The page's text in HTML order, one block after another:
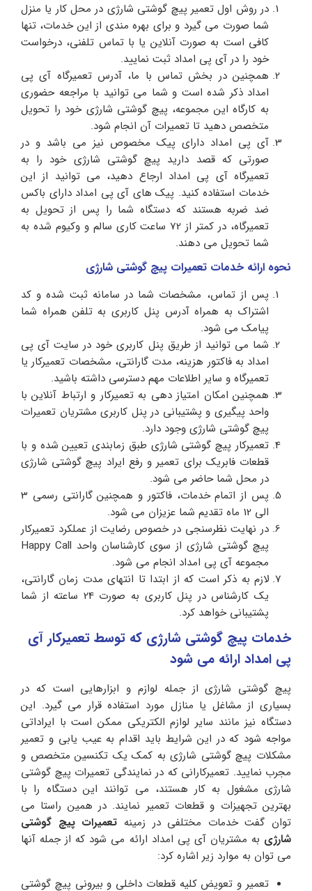
در روش اول تعمیر پیچ گوشتی شارژی در محل کار یا منزل
شما صورت می گیرد و برای بهره مندی از این خدمات، تنها
کافی است به صورت آنلاین یا با تماس تلفنی، درخواست
خود را در آی پی امداد ثبت نمایید.
همچنین در بخش تماس با ما، آدرس تعمیرگاه آی پی
امداد ذکر شده است و شما می توانید با مراجعه حضوری
به کارگاه این مجموعه، پیچ گوشتی شارژی خود را تحویل
متخصص دهید تا تعمیرات آن انجام شود.
آی پی امداد دارای پیک مخصوص نیز می باشد و در
صورتی که قصد دارید پیچ گوشتی شارژی خود را به
تعمیرگاه آی پی امداد ارجاع دهید، می توانید از این
خدمات استفاده کنید. پیک های آی پی امداد دارای باکس
ضد ضربه هستند که دستگاه شما را پس از تحویل به
تعمیرگاه، در کمتر از 72 ساعت کاری سالم و وکیوم شده به
شما تحویل می دهند.
نحوه ارائه خدمات تعمیرات پیچ گوشتی شارژی
پس از تماس، مشخصات شما در سامانه ثبت شده و کد
اشتراک به همراه آدرس پنل کاربری به تلفن همراه شما
پیامک می شود.
شما می توانید از طریق پنل کاربری خود در سایت آی پی
امداد به فاکتور هزینه، مدت گارانتی، مشخصات تعمیرکار یا
تعمیرگاه و سایر اطلاعات مهم دسترسی داشته باشید.
همچنین امکان امتیاز دهی به تعمیرکار و ارتباط آنلاین با
واحد پیگیری و پشتیبانی در پنل کاربری مشتریان تعمیرات
پیچ گوشتی شارژی وجود دارد.
تعمیرکار پیچ گوشتی شارژی طبق زمابندی تعیین شده و با
قطعات فابریک برای تعمیر و رفع ایراد پیچ گوشتی شارژی
در محل شما حاضر می شود.
پس از اتمام خدمات، فاکتور و همچنین گارانتی رسمی 3
الی 12 ماه تقدیم شما عزیزان می شود.
در نهایت نظرسنجی در خصوص رضایت از عملکرد تعمیرکار
پیچ گوشتی شارژی از سوی کارشناسان واحد Happy Call
مجموعه آی پی امداد انجام می شود.
لازم به ذکر است که از ابتدا تا انتهای مدت زمان گارانتی،
یک کارشناس در پنل کاربری به صورت 24 ساعته از شما
پشتیبانی خواهد کرد.
خدمات پیچ گوشتی شارژی که توسط تعمیرکار آی
پی امداد ارائه می شود
پیچ گوشتی شارژی از جمله لوازم و ابزارهایی است که در
بسیاری از مشاغل یا منازل مورد استفاده قرار می گیرد. این
دستگاه نیز مانند سایر لوازم الکتریکی ممکن است با ایراداتی
مواجه شود که در این شرایط باید اقدام به عیب یابی و تعمیر
مشکلات پیچ گوشتی شارژی به کمک یک تکنسین متخصص و
مجرب نمایید. تعمیرکارانی که در نمایندگی تعمیرات پیچ گوشتی
شارژی مشغول به کار هستند، می توانند این دستگاه را با
بهترین تجهیزات و قطعات تعمیر نمایند. در همین راستا می
توان گفت خدمات مختلفی در زمینه تعمیرات پیچ گوشتی
شارژی به مشتریان آی پی امداد ارائه می شود که از جمله آنها
می توان به موارد زیر اشاره کرد:
تعمیر و تعویض کلیه قطعات داخلی و بیرونی پیچ گوشتی